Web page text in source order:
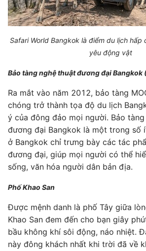
Safari World Bangkok là điểm du lịch hấp
yêu động vật
Bảo tàng nghệ thuật đương đại Bangkok
Ra mắt vào năm 2012, bảo tàng
chóng trở thành tọa độ du lịch
ý của đông đảo mọi người. Bảo
đương đại Bangkok là một trong số
ở Bangkok chỉ trưng bày các tác
đương đại, giúp mọi người có thể
sống, văn hóa người dân bản địa.
Phố Khao San
Được mệnh danh là phố Tây giữa
Khao San đem đến cho bạn giây
bầu không khí sôi động, náo nhiệt.
này đông khách nhất khi trời đã về